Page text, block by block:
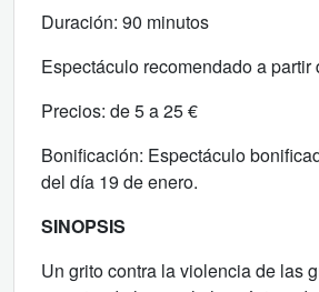
Duración: 90 minutos
Espectáculo recomendado a partir
Precios: de 5 a 25 €
Bonificación: Espectáculo
del día 19 de enero.
SINOPSIS
Un grito contra la violencia de las